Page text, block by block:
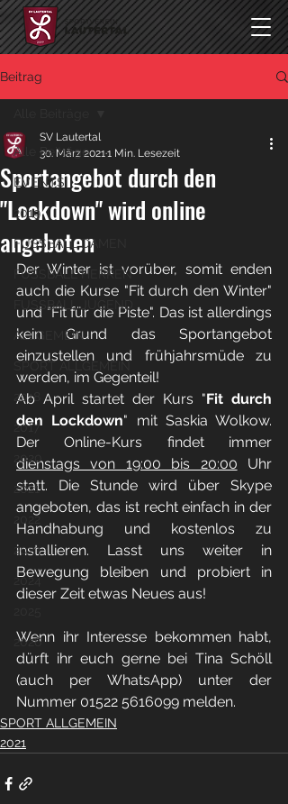
Beitrag
Alle Beiträge
EVENTS
2019
FUSSBALL DAMEN
FUSSBALL HERREN
FUSSBALL JUGEND
ALLGEMEIN
SPORT ALLGEMEIN
2018
2017
2020
2021
2022
2023
2024
2026
Sportangebot durch den
"Lockdown" wird online
angeboten
SV Lautertal
30. März 20211 Min. Lesezeit
Der Winter ist vorüber, somit enden
auch die Kurse "Fit durch den Winter"
und "Fit für die Piste". Das ist allerdings
kein Grund das Sportangebot
einzustellen und frühjahrsmüde zu
werden, im Gegenteil!
Ab April startet der Kurs "Fit durch
den Lockdown" mit Saskia Wolkow.
dienstags von 19:00 bis 20:00 Uhr
statt. Die Stunde wird über Skype
angeboten, das ist recht einfach in der
Handhabung und kostenlos zu
installieren. Lasst uns weiter in
Bewegung bleiben und probiert in
dieser Zeit etwas Neues aus!
Wenn ihr Interesse bekommen habt,
dürft ihr euch gerne bei Tina Schöll
(auch per WhatsApp) unter der
Nummer 01522 5616099 melden.
SPORT ALLGEMEIN
2021